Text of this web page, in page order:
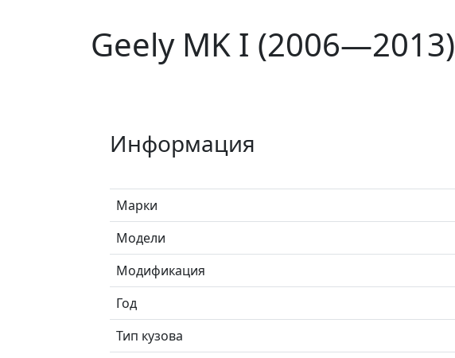
Geely MK I (2006—2013)
Информация
Марки
Модели
Модификация
Год
Тип кузова